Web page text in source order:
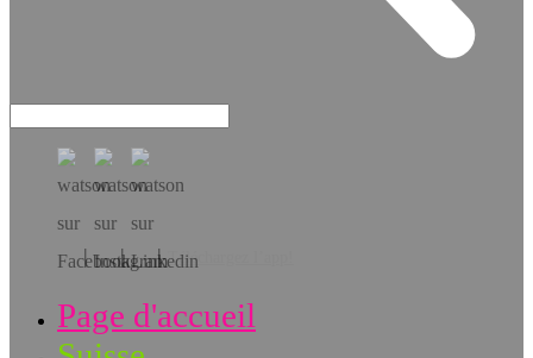
Téléchargez l’app!
Page d'accueil